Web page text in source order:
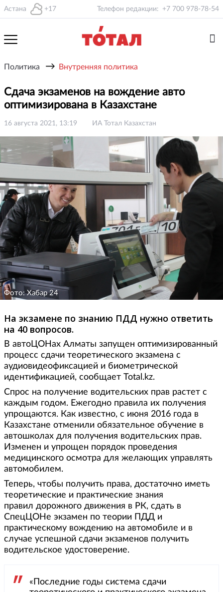
Астана +17 Телефон редакции: +7 700 978-78-54
Политика → Внутренняя политика
Сдача экзаменов на вождение авто
оптимизирована в Казахстане
16 августа 2021, 13:19 ИА Тотал Казахстан
Фото: Хабар 24
На экзамене по знанию ПДД нужно ответить
на 40 вопросов.
В автоЦОНах Алматы запущен оптимизированный
процесс сдачи теоретического экзамена с
аудиовидеофиксацией и биометрической
идентификацией, сообщает Total.kz.
Спрос на получение водительских прав растет с
каждым годом. Ежегодно правила их получения
упрощаются. Как известно, с июня 2016 года в
Казахстане отменили обязательное обучение в
автошколах для получения водительских прав.
Изменен и упрощен порядок проведения
медицинского осмотра для желающих управлять
автомобилем.
Теперь, чтобы получить права, достаточно иметь
теоретические и практические знания
правил дорожного движения в РК, сдать в
СпецЦОНе экзамен по теории ПДД и
практическому вождению на автомобиле и в
случае успешной сдачи экзаменов получить
водительское удостоверение.
«Последние годы система сдачи